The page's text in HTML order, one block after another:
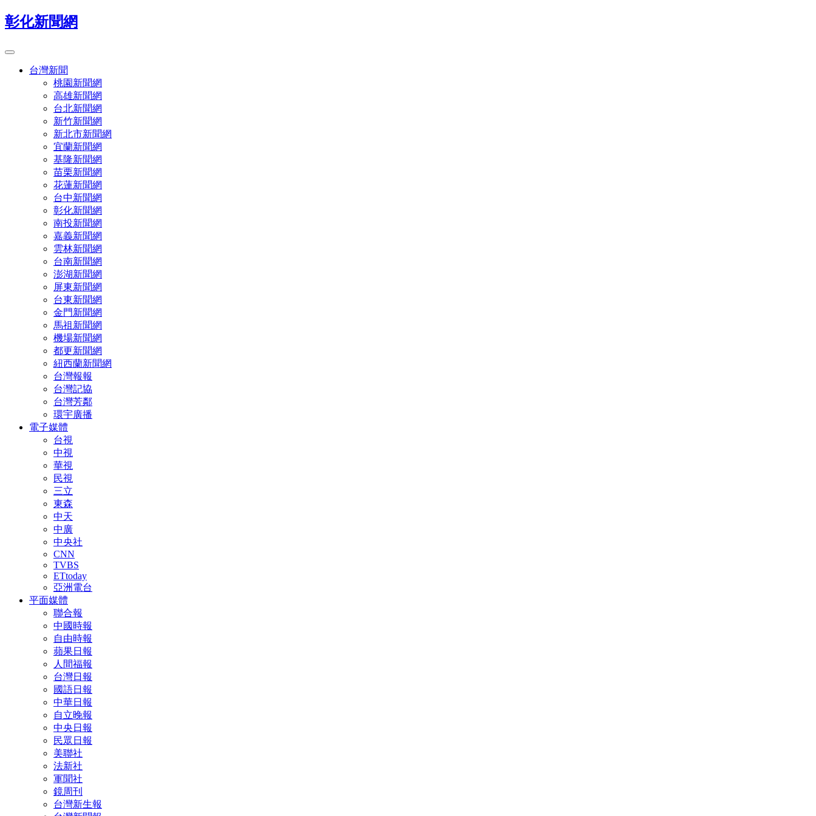
彰化新聞網
台灣新聞
桃園新聞網
高雄新聞網
台北新聞網
新竹新聞網
新北市新聞網
宜蘭新聞網
基隆新聞網
苗栗新聞網
花蓮新聞網
台中新聞網
彰化新聞網
南投新聞網
嘉義新聞網
雲林新聞網
台南新聞網
澎湖新聞網
屏東新聞網
台東新聞網
金門新聞網
馬祖新聞網
機場新聞網
都更新聞網
紐西蘭新聞網
台灣報報
台灣記協
台灣芳鄰
環宇廣播
電子媒體
台視
中視
華視
民視
三立
東森
中天
中廣
中央社
CNN
TVBS
ETtoday
亞洲電台
平面媒體
聯合報
中國時報
自由時報
蘋果日報
人間福報
台灣日報
國語日報
中華日報
自立晚報
中央日報
民眾日報
美聯社
法新社
軍聞社
鏡周刊
台灣新生報